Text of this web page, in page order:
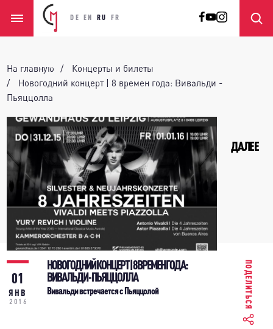
DE EN RU FR
На главную
Концерты и билеты
Новогодний концерт | 8 времен года: Вивальди -
Пьяццолла
01
ЯНВ
2016
НОВОГОДНИЙ КОНЦЕРТ | 8 ВРЕМЕН ГОДА:
ВИВАЛЬДИ - ПЬЯЦЦОЛЛА
Вивальди встречается с Пьяццолой ПОДЕЛИТЬСЯ
ДАЛЕЕ